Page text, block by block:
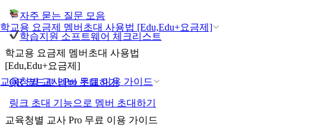
학교용 요금제 멤버초대 사용법 [Edu,Edu+요금제]
교육청별 교사 Pro 무료 이용 가이드
자주 묻는 질문 모음
학습지원 소프트웨어 체크리스트
학교용 요금제 멤버초대 사용법
[Edu,Edu+요금제]
QR 코드로 멤버 초대하기
링크 초대 기능으로 멤버 초대하기
교육청별 교사 Pro 무료 이용 가이드